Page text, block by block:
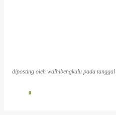
diposting oleh walhibengkulu pada tanggal
0